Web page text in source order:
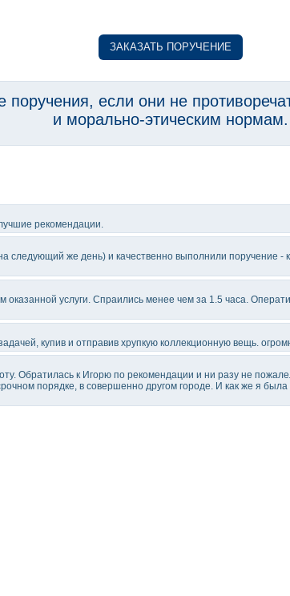
ЗАКАЗАТЬ ПОРУЧЕНИЕ
если они не
и морально-этическим нормам.
рекомендации.
следующий же день) и качественно выполнили поручение -
оказанной услуги. Спраились менее чем за 1.5 часа.
купив и отправив хрупкую коллекционную вещь.
Обратилась к Игорю по рекомендации и ни разу не
порядке, в совершенно другом городе. И как же я